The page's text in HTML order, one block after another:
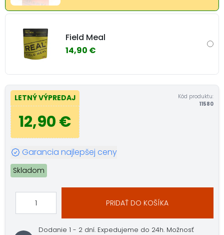
Field Meal
14,90 €
LETNÝ VÝPREDAJ
12,90 €
Kód produktu:
11580
Garancia najlepšej ceny
Skladom
PRIDAŤ DO KOŠÍKA
Dodanie 1 - 2 dní. Expedujeme do 24h. Možnosť